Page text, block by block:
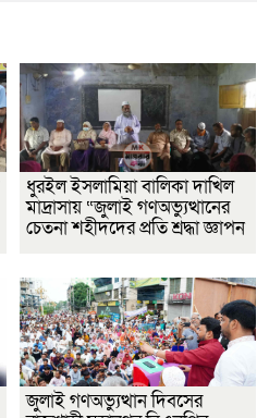
ধুরইল ইসলামিয়া বালিকা দাখিল
মাদ্রাসায় “জুলাই গণঅভ্যুত্থানের
চেতনা শহীদদের প্রতি শ্রদ্ধা জ্ঞাপন
জুলাই গণঅভ্যুত্থান দিবসের